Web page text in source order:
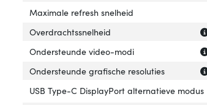
Maximale refresh snelheid
Overdrachtssnelheid
Ondersteunde video-modi
Ondersteunde grafische resoluties
USB Type-C DisplayPort alternatieve modus